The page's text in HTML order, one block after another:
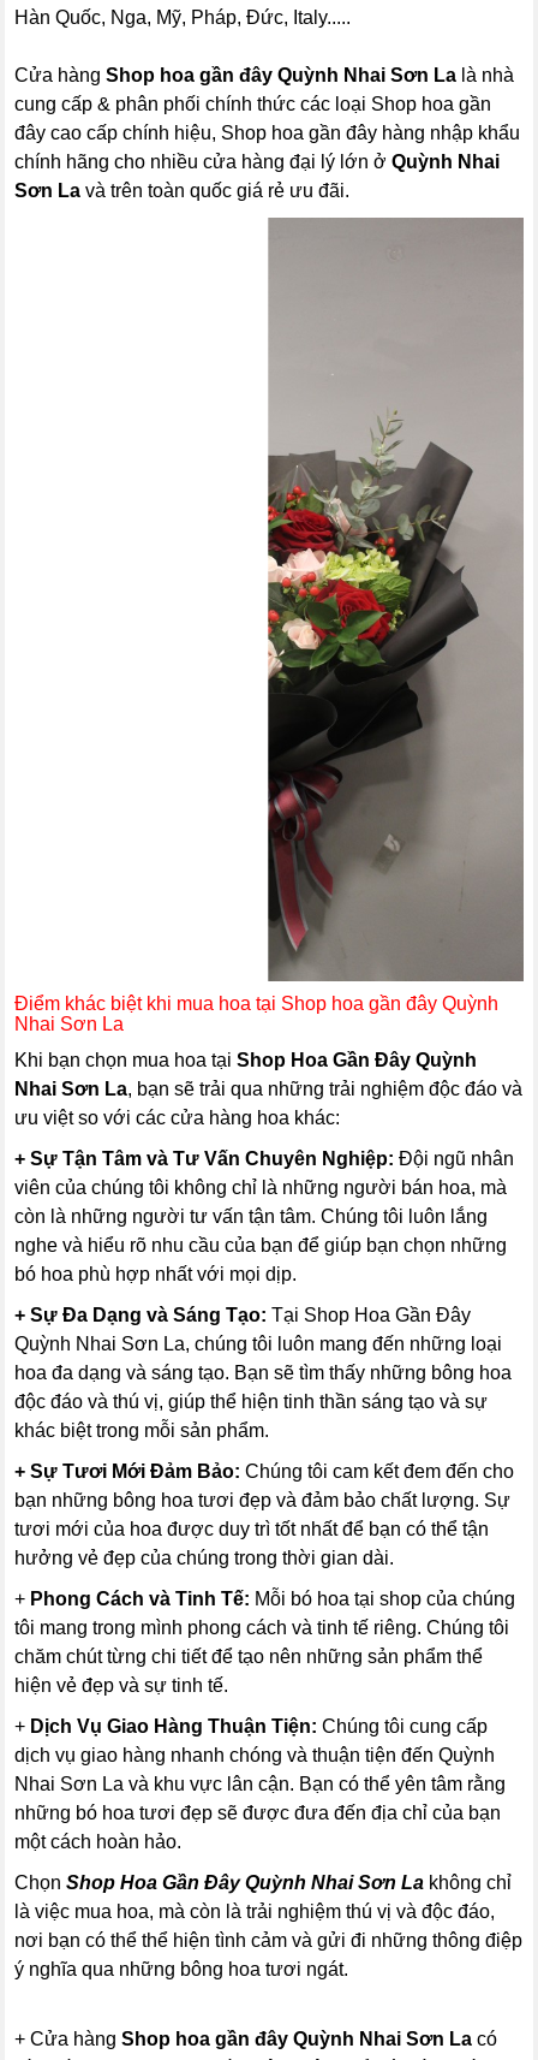
Hàn Quốc, Nga, Mỹ, Pháp, Đức, Italy.....
Cửa hàngShop hoa gần đây Quỳnh Nhai Sơn La là nhà
cung cấp & phân phối chính thức các loại Shop hoa gần
đây cao cấp chính hiệu, Shop hoa gần đây hàng nhập khẩu
chính hãng cho nhiều cửa hàng đại lý lớn ởQuỳnh Nhai
Sơn La và trên toàn quốc giá rẻ ưu đãi.
Điểm khác biệt khi mua hoa tại Shop hoa gần đây Quỳnh
Nhai Sơn La
Khi bạn chọn mua hoa tạiShop Hoa Gần Đây Quỳnh
Nhai Sơn La, bạn sẽ trải qua những trải nghiệm độc đáo và
ưu việt so với các cửa hàng hoa khác:
+ Sự Tận Tâm và Tư Vấn Chuyên Nghiệp: Đội ngũ nhân
viên của chúng tôi không chỉ là những người bán hoa, mà
còn là những người tư vấn tận tâm. Chúng tôi luôn lắng
nghe và hiểu rõ nhu cầu của bạn để giúp bạn chọn những
bó hoa phù hợp nhất với mọi dịp.
+ Sự Đa Dạng và Sáng Tạo: Tại Shop Hoa Gần Đây
Quỳnh Nhai Sơn La, chúng tôi luôn mang đến những loại
hoa đa dạng và sáng tạo. Bạn sẽ tìm thấy những bông hoa
độc đáo và thú vị, giúp thể hiện tinh thần sáng tạo và sự
khác biệt trong mỗi sản phẩm.
+ Sự Tươi Mới Đảm Bảo: Chúng tôi cam kết đem đến cho
bạn những bông hoa tươi đẹp và đảm bảo chất lượng. Sự
tươi mới của hoa được duy trì tốt nhất để bạn có thể tận
hưởng vẻ đẹp của chúng trong thời gian dài.
+ Phong Cách và Tinh Tế: Mỗi bó hoa tại shop của chúng
tôi mang trong mình phong cách và tinh tế riêng. Chúng tôi
chăm chút từng chi tiết để tạo nên những sản phẩm thể
hiện vẻ đẹp và sự tinh tế.
+ Dịch Vụ Giao Hàng Thuận Tiện: Chúng tôi cung cấp
dịch vụ giao hàng nhanh chóng và thuận tiện đến Quỳnh
Nhai Sơn La và khu vực lân cận. Bạn có thể yên tâm rằng
những bó hoa tươi đẹp sẽ được đưa đến địa chỉ của bạn
một cách hoàn hảo.
Chọn Shop Hoa Gần Đây Quỳnh Nhai Sơn La không chỉ
là việc mua hoa, mà còn là trải nghiệm thú vị và độc đáo,
nơi bạn có thể thể hiện tình cảm và gửi đi những thông điệp
ý nghĩa qua những bông hoa tươi ngát.
+ Cửa hàngShop hoa gần đây Quỳnh Nhai Sơn La có